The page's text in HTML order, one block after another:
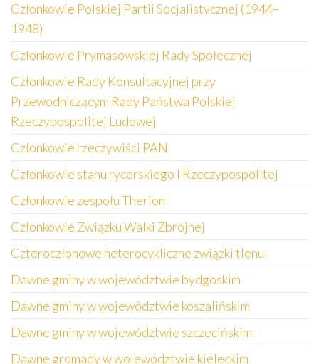
Członkowie Polskiej Partii Socjalistycznej (1944–
1948)
Członkowie Prymasowskiej Rady Społecznej
Członkowie Rady Konsultacyjnej przy
Przewodniczącym Rady Państwa Polskiej
Rzeczypospolitej Ludowej
Członkowie rzeczywiści PAN
Członkowie stanu rycerskiego I Rzeczypospolitej
Członkowie zespołu Therion
Członkowie Związku Walki Zbrojnej
Czteroczłonowe heterocykliczne związki tlenu
Dawne gminy w województwie bydgoskim
Dawne gminy w województwie koszalińskim
Dawne gminy w województwie szczecińskim
Dawne gromady w województwie kieleckim